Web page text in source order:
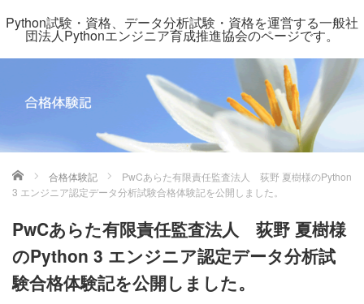
Python試験・資格、データ分析試験・資格を運営する一般社
団法人Pythonエンジニア育成推進協会のページです。
ホーム 合格体験記
PwCあらた有限責任監査法人 荻野 夏樹様のPython
3 エンジニア認定データ分析試験合格体験記を公開しました。
PwCあらた有限責任監査法人 荻野 夏樹様
のPython 3 エンジニア認定データ分析試
験合格体験記を公開しました。